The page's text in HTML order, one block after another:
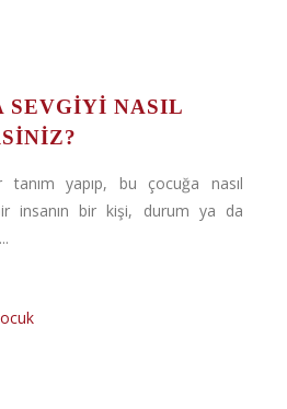
SEVGIYI NASIL
tanım yapıp, bu çocuğa nasıl
insanın bir kişi, durum ya da